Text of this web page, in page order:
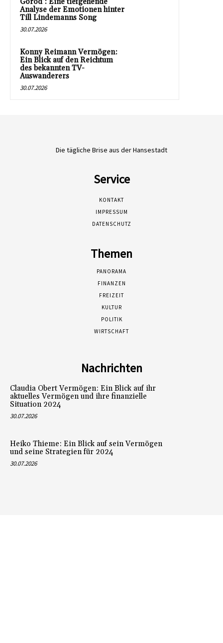
Analyse der Emotionen hinter
Till Lindemanns Song
30.07.2026
Konny Reimann Vermögen:
Ein Blick auf den Reichtum
des bekannten TV-
Auswanderers
30.07.2026
Die tägliche Brise aus der Hansestadt
Service
KONTAKT
IMPRESSUM
DATENSCHUTZ
Themen
PANORAMA
FINANZEN
FREIZEIT
KULTUR
POLITIK
WIRTSCHAFT
Nachrichten
Claudia Obert Vermögen: Ein Blick auf ihr
aktuelles Vermögen und ihre finanzielle
Situation 2024
30.07.2026
Heiko Thieme: Ein Blick auf sein Vermögen
und seine Strategien für 2024
30.07.2026